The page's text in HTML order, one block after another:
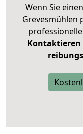
Wenn Sie
Grevesmühlen
Kontaktieren